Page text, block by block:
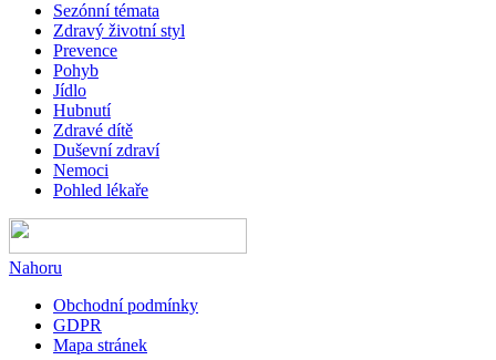
Sezónní témata
Zdravý životní styl
Prevence
Pohyb
Jídlo
Hubnutí
Zdravé dítě
Duševní zdraví
Nemoci
Pohled lékaře
Nahoru
Obchodní podmínky
GDPR
Mapa stránek